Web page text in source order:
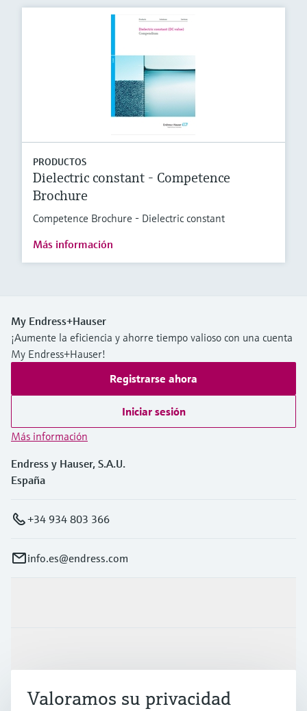
PRODUCTOS
Dielectric constant - Competence
Brochure
Competence Brochure - Dielectric constant
Más información
My Endress+Hauser
¡Aumente la eficiencia y ahorre tiempo valioso con una cuenta
My Endress+Hauser!
Registrarse ahora
Iniciar sesión
Más información
Endress y Hauser, S.A.U.
España
+34 934 803 366
info.es@endress.com
Soporte
Valoramos su privacidad